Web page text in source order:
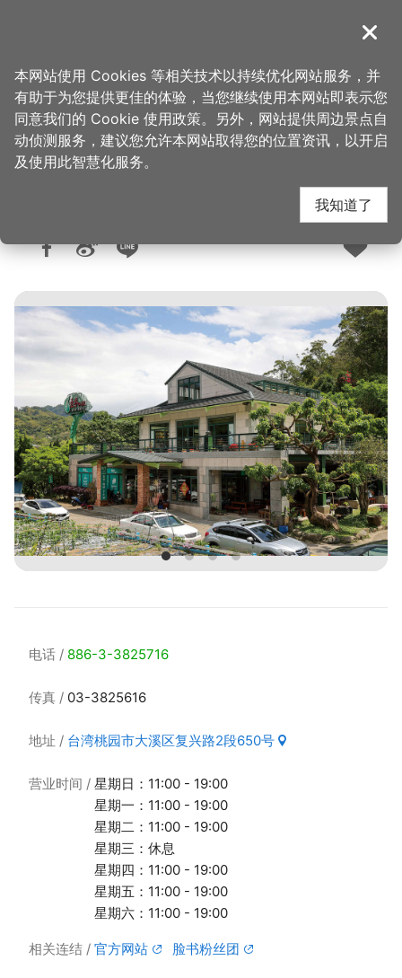
導覽
首页 > 想去的地方 > 美食、购物 > 美食快搜
豆麦私房菜(阿义农庄)
人气：1.9万
电话 886-3-3825716
传真 03-3825616
地址 台湾桃园市大溪区复兴路2段650号
营业时间
星期日：11:00 - 19:00
星期一：11:00 - 19:00
星期二：11:00 - 19:00
星期三：休息
星期四：11:00 - 19:00
星期五：11:00 - 19:00
星期六：11:00 - 19:00
相关连结 官方网站 脸书粉丝团
关闭
本网站使用 Cookies 等相关技术以持续优化网站服务，并
有助于为您提供更佳的体验，当您继续使用本网站即表示您
同意我们的 Cookie 使用政策。另外，网站提供周边景点自
动侦测服务，建议您允许本网站取得您的位置资讯，以开启
及使用此智慧化服务。
我知道了